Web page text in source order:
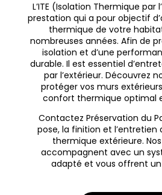
L’ITE (Isolation Thermique par
prestation qui a pour objectif
thermique de votre
nombreuses années. Afin de
isolation et d’une
durable. Il est essentiel
par l’extérieur. Découvrez
protéger vos murs
confort thermique optimal
Contactez Préservation du
pose, la finition et l’entretien
thermique extérieure.
accompagnent avec un
adapté et vous offrent